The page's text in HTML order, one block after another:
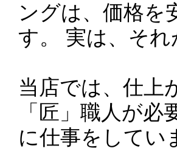
ングは、価格を
す。 実は、そ
当店では、仕上
「匠」職人が
に仕事をしてい